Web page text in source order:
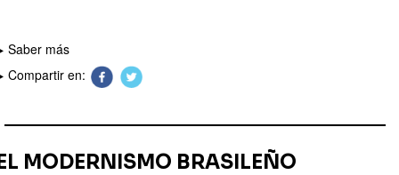
Saber más
Compartir en:
MODERNISMO BRASILEÑO